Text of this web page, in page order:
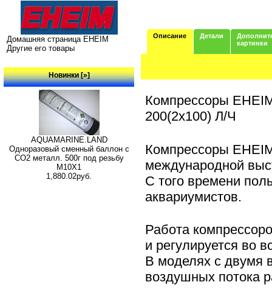
Домашняя страница EHEIM
Другие его товары
Новинки [»]
AQUAMARINE.LAND
Одноразовый сменный баллон с
СО2 металл. 500г под резьбу
M10X1
1,880.02руб.
Описание Детали
картинки
Компрессоры
200(2x100) Л/Ч
Компрессоры
международной
С того времени
аквариумистов.
Работа
и регулируется во
В моделях с двумя
воздушных потока